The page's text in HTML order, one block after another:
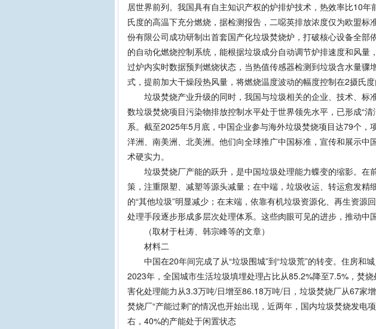
居世界前列。我国具有自主知识产权的炉排炉技术，热效率比10
氏度的高温下充分燃烧，据检测报告，二噁英排放浓度仅为欧盟标
份有限公司成功研制出首套国产化垃圾焚烧炉，打破核心设备全部
的自动化燃烧控制系统，能根据垃圾成分自动调节炉排速度和风量
过炉内实时数据预判燃烧状态，当热值传感器检测到垃圾含水量骤
式，提前加大干燥段热风量，将燃烧温度波动的幅度控制在2摄氏度
垃圾焚烧产业升级的同时，我国与垃圾相关的企业、技术、标
数垃圾焚烧项目污染物排放控制水平处于世界领先水平，已形成“
系。截至2025年5月底，中国企业参与海外垃圾焚烧项目达79个，
洋洲、南美洲、北美洲。他们向全球推广中国标准，宣传和展示中
术硬实力。
垃圾焚烧厂产能的跃升，是中国垃圾处理能力蝶变的缩影。在
策，注重限塑、减塑等源头减量；在中端，垃圾收运、转运愈发精
的“其他垃圾”明显减少；在末端，依靠有机垃圾资源化、再生资源
处理手段逐步形成多层次处理体系。这些肉眼可见的进步，推动中
（取材于杜涛、韩宗峰等的文章）
材料二
中国在20年间完成了从“垃圾围城”到“垃圾荒”的转变。住房和
2023年，全国城市生活垃圾填埋处理占比从85.2%降至7.5%，焚
害化处理能力从3.3万吨/日增至86.18万吨/日，垃圾焚烧厂从67家
焚烧厂“产能过剩”的情况也开始出现，近两年，国内垃圾焚烧发电
右，40%的产能处于闲置状态